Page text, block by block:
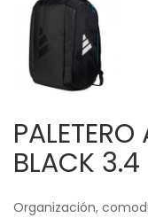
BLACK 3.4
Organización,